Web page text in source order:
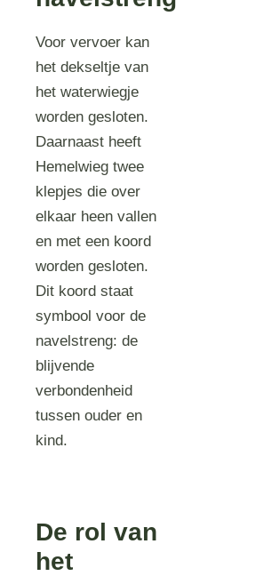
Voor vervoer kan
het dekseltje van
het waterwiegje
worden gesloten.
Daarnaast heeft
Hemelwieg twee
klepjes die over
elkaar heen vallen
en met een koord
worden gesloten.
Dit koord staat
symbool voor de
navelstreng: de
blijvende
verbondenheid
tussen ouder en
kind.
De rol van
het